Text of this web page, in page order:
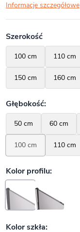
Informacje szczegółowe